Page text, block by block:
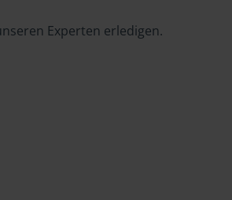
Experten erledigen.